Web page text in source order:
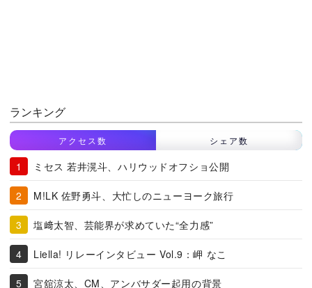
ランキング
アクセス数 シェア数
ミセス 若井滉斗、ハリウッドオフショ公開
M!LK 佐野勇斗、大忙しのニューヨーク旅行
塩﨑太智、芸能界が求めていた“全力感”
Liella! リレーインタビュー Vol.9：岬 なこ
宮舘涼太、CM、アンバサダー起用の背景